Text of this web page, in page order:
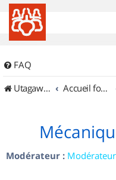
FAQ
UtagawaVTT (Randos VTT et VTTAE avec traces GPS)
Accueil forum
Modérateur :